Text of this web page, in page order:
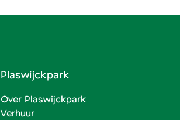
Plaswijckpark
Over Plaswijckpark
Verhuur